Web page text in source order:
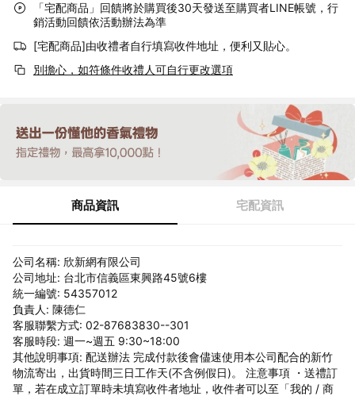
「宅配商品」回饋將於購買後30天發送至購買者LINE帳號，行
銷活動回饋依活動辦法為準
[宅配商品]由收禮者自行填寫收件地址，便利又貼心。
別擔心，如符條件收禮人可自行更改選項
商品資訊 宅配資訊
公司名稱: 欣新網有限公司
公司地址: 台北市信義區東興路45號6樓
統一編號: 54357012
負責人: 陳德仁
客服聯繫方式: 02-87683830--301
客服時段: 週一~週五 9:30~18:00
其他說明事項: 配送辦法 完成付款後會儘速使用本公司配合的新竹
物流寄出，出貨時間三日工作天(不含例假日)。 注意事項 ・送禮訂
單，若在成立訂單時未填寫收件者地址，收件者可以至「我的 / 商